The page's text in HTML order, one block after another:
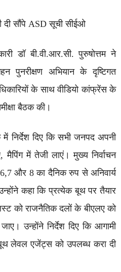
दी सौंपे ASD सूची सीईओ
डॉ बी.वी.आर.सी. पुरुषोत्तम ने
पुनरीक्षण अभियान के दृष्टिगत
के साथ वीडियो कांफ्रेंस के
बैठक की।
में निर्देश दिए कि सभी जनपद अपनी
मैपिंग में तेजी लाएं। मुख्य निर्वाचन
6,7 और 8 का दैनिक रुप से अनिवार्य
कहा कि प्रत्येक बूथ पर तैयार
को राजनैतिक दलों के बीएलए को
उन्होंने निर्देश दिए कि आगामी
लेवल एजेंट्स को उपलब्ध करा दी